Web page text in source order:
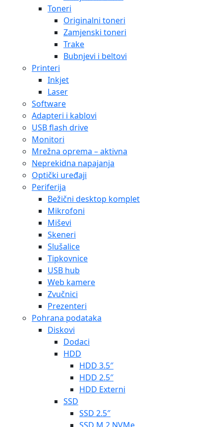
Toneri
Originalni toneri
Zamjenski toneri
Trake
Bubnjevi i beltovi
Printeri
Inkjet
Laser
Software
Adapteri i kablovi
USB flash drive
Monitori
Mrežna oprema – aktivna
Neprekidna napajanja
Optički uređaji
Periferija
Bežični desktop komplet
Mikrofoni
Miševi
Skeneri
Slušalice
Tipkovnice
USB hub
Web kamere
Zvučnici
Prezenteri
Pohrana podataka
Diskovi
Dodaci
HDD
HDD 3.5″
HDD 2.5″
HDD Externi
SSD
SSD 2.5″